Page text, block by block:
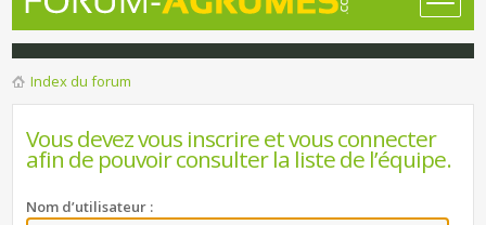
Index du forum
Vous devez vous inscrire et vous connecter
afin de pouvoir consulter la liste de l’équipe.
Nom d’utilisateur :